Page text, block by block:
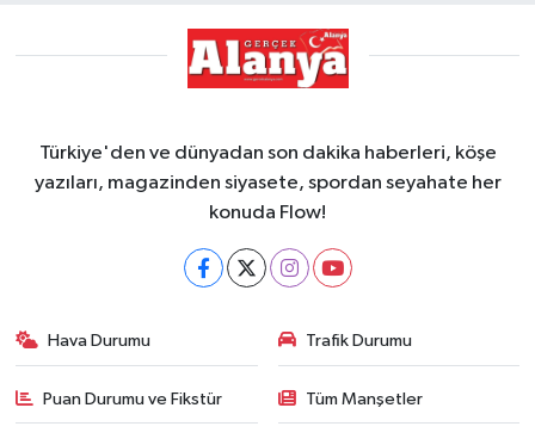
Türkiye'den ve dünyadan son dakika haberleri, köşe
yazıları, magazinden siyasete, spordan seyahate her
konuda Flow!
Hava Durumu Trafik Durumu
Puan Durumu ve Fikstür Tüm Manşetler